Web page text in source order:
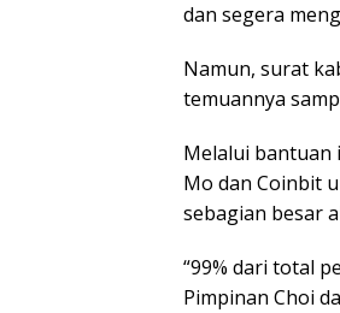
dan segera
Namun, surat
temuannya
Melalui bantuan
Mo dan Coinbit
sebagian besar
“99% dari total
Pimpinan Choi